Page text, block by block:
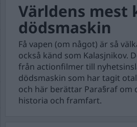
Världens mest
dödsmaskin
Få vapen (om något) är så
också känd som Kalasjnikov.
från actionfilmer till
dödsmaskin som har tagit
och här berättar Para§raf om
historia och framfart.